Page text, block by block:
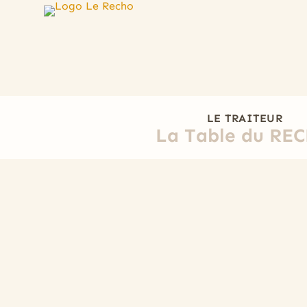
LE TRAITEUR
La Table du